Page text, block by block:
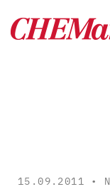
15.09.2011 •